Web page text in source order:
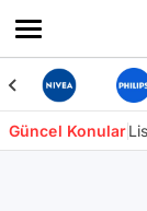
Güncel Konular